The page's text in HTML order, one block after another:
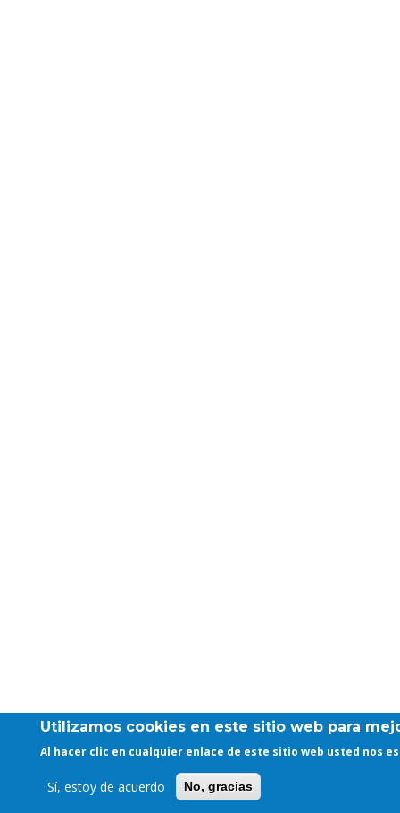
Utilizamos cookies en este sitio web para
Al hacer clic en cualquier enlace de este sitio web usted nos
Sí, estoy de acuerdo No, gracias